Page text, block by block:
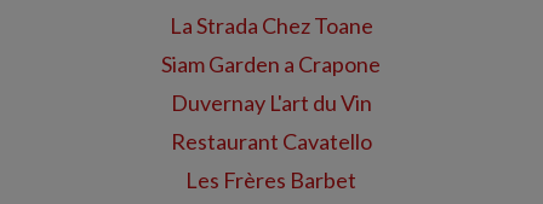
La Strada Chez Toane
Siam Garden a Crapone
Duvernay L'art du Vin
Restaurant Cavatello
Les Frères Barbet